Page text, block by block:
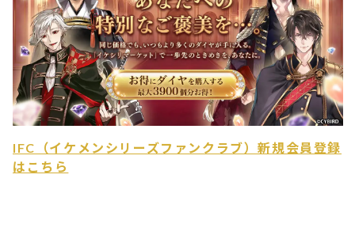
IFC（イケメンシリーズファンクラブ）新規会員登録
はこちら